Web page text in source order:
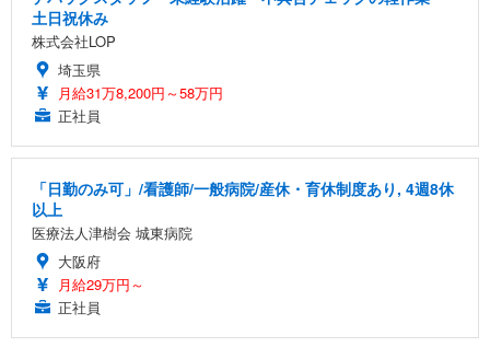
土日祝休み
株式会社LOP
埼玉県
月給31万8,200円～58万円
正社員
「日勤のみ可」/看護師/一般病院/産休・育休制度あり, 4週8休
以上
医療法人津樹会 城東病院
大阪府
月給29万円～
正社員